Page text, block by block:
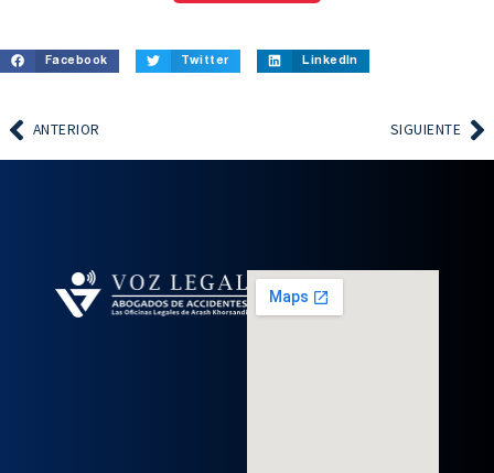
Facebook Twitter LinkedIn
ANTERIOR SIGUIENTE